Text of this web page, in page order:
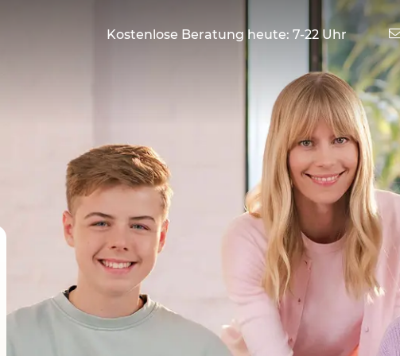
Kostenlose Beratung heute: 7-22 Uhr